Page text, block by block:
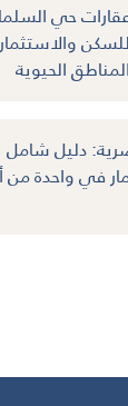
عقارات حي
للسكن
المناطق الحيوية
دليل شامل
في واحدة من